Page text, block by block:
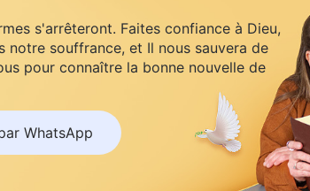
s'arrêteront. Faites confiance à Dieu,
notre souffrance, et Il nous sauvera de
pour connaître la bonne nouvelle de
WhatsApp